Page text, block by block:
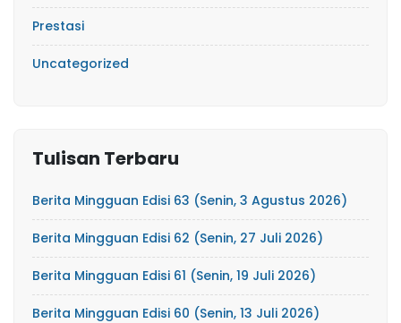
Prestasi
Uncategorized
Tulisan Terbaru
Berita Mingguan Edisi 63 (Senin, 3 Agustus 2026)
Berita Mingguan Edisi 62 (Senin, 27 Juli 2026)
Berita Mingguan Edisi 61 (Senin, 19 Juli 2026)
Berita Mingguan Edisi 60 (Senin, 13 Juli 2026)